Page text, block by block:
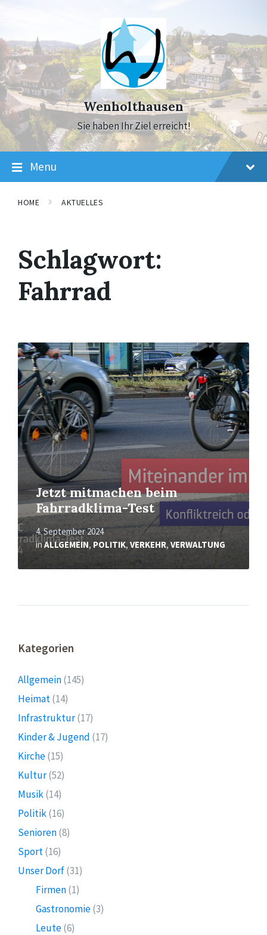
navigation
Wenholthausen
Sie haben Ihr Ziel erreicht!
Menu
HOME AKTUELLES
Schlagwort:
Fahrrad
Jetzt mitmachen beim
Fahrradklima-Test
4. September 2024
inALLGEMEIN, POLITIK, VERKEHR, VERWALTUNG
Mehr
erfahren
Kategorien
Allgemein(145)
Heimat(14)
Infrastruktur(17)
Kinder & Jugend (17)
Kirche(15)
Kultur(52)
Musik(14)
Politik(16)
Senioren(8)
Sport(16)
Unser Dorf(31)
Firmen(1)
Gastronomie(3)
Leute(6)